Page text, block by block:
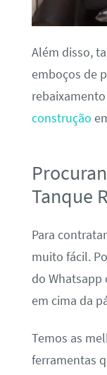
Além disso,
emboços de
construção
Tanque
Para
muito fácil.
do
em cima da
Temos as
ferramentas